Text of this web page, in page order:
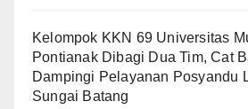
Kelompok KKN 69 Universitas
Pontianak Dibagi Dua Tim, Cat
Dampingi Pelayanan Posyandu
Sungai Batang